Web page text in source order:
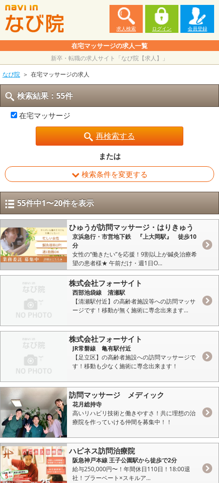
求人検索 ログイン 会員登録
在宅マッサージの求人一覧
新卒・転職の求人サイト「なび院【求人】」
なび院
在宅マッサージの求人
検索結果：55件
在宅マッサージ
再検索する
または
検索条件を変更する
55件中1〜20件を表示
ひゅうが訪問マッサージ・はりきゅう
京浜急行・市営地下鉄 『上大岡駅』 徒歩10
分
女性の“働きたい”を応援！9割以上が鍼灸治療希
望の患者様★ 午前だけ・週1日O...
株式会社フォーサイト
西部池袋線 清瀬駅
【清瀬駅付近】の高齢者施設等への訪問マッサ
ージです！移動が無く施術に専念出来ます...
株式会社フォーサイト
JR常磐線 亀有駅付近
【足立区】の高齢者施設への訪問マッサージで
す！移動も少なく施術に専念出来ます！
訪問マッサージ メディック
花月総持寺
高いリハビリ技術と働きやすさ！共に理想の治
療院を作っていける仲間を募集中！！
ハピネス訪問治療院
阪急神戸本線 王子公園駅から徒歩で2分
給与250,000円〜！年間休日110日！18:00退
社！プラーベート×スキルア...